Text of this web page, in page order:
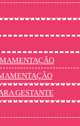
GESTANTE